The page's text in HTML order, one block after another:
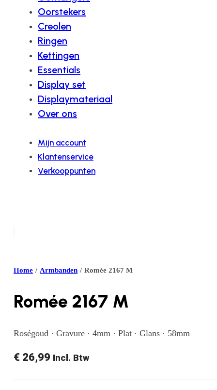
Oorstekers
Creolen
Ringen
Kettingen
Essentials
Display set
Displaymateriaal
Over ons
Mijn account
Klantenservice
Verkooppunten
Home / Armbanden / Romée 2167 M
Romée 2167 M
Roségoud · Gravure · 4mm · Plat · Glans · 58mm
€ 26,99 Incl. Btw